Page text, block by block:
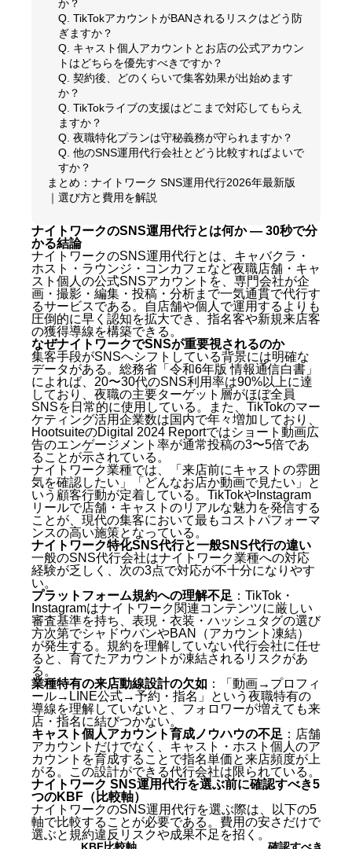
か？
Q. TikTokアカウントがBANされるリスクはどう防
ぎますか？
Q. キャスト個人アカウントとお店の公式アカウン
トはどちらを優先すべきですか？
Q. 契約後、どのくらいで集客効果が出始めます
か？
Q. TikTokライブの支援はどこまで対応してもらえ
ますか？
Q. 夜職特化プランは守秘義務が守られますか？
Q. 他のSNS運用代行会社とどう比較すればよいで
すか？
まとめ：ナイトワーク SNS運用代行2026年最新版
｜選び方と費用を解説
ナイトワークのSNS運用代行とは何か — 30秒で分
かる結論
ナイトワークのSNS運用代行とは、キャバクラ・
ホスト・ラウンジ・コンカフェなど夜職店舗・キャ
スト個人の公式SNSアカウントを、専門会社が企
画・撮影・編集・投稿・分析まで一気通貫で代行す
るサービスである。自店舗や個人で運用するよりも
圧倒的に早く認知を拡大でき、指名客や新規来店客
の獲得導線を構築できる。
なぜナイトワークでSNSが重要視されるのか
集客手段がSNSへシフトしている背景には明確な
データがある。総務省「令和6年版 情報通信白書」
によれば、20〜30代のSNS利用率は90%以上に達
しており、夜職の主要ターゲット層がほぼ全員
SNSを日常的に使用している。また、TikTokのマー
ケティング活用企業数は国内で年々増加しており、
HootsuiteのDigital 2024 Reportではショート動画広
告のエンゲージメント率が通常投稿の3〜5倍であ
ることが示されている。
ナイトワーク業種では、「来店前にキャストの雰囲
気を確認したい」「どんなお店か動画で見たい」と
いう顧客行動が定着している。TikTokやInstagram
リールで店舗・キャストのリアルな魅力を発信する
ことが、現代の集客において最もコストパフォーマ
ンスの高い施策となっている。
ナイトワーク特化SNS代行と一般SNS代行の違い
一般のSNS代行会社はナイトワーク業種への対応
経験が乏しく、次の3点で対応が不十分になりやす
い。
プラットフォーム規約への理解不足 ：TikTok・
Instagramはナイトワーク関連コンテンツに厳しい
審査基準を持ち、表現・衣装・ハッシュタグの選び
方次第でシャドウバンやBAN（アカウント凍結）
が発生する。規約を理解していない代行会社に任せ
ると、育てたアカウントが凍結されるリスクがあ
る。
業種特有の来店動線設計の欠如 ：「動画→プロフィ
ール→LINE公式→予約・指名」という夜職特有の
導線を理解していないと、フォロワーが増えても来
店・指名に結びつかない。
キャスト個人アカウント育成ノウハウの不足 ：店舗
アカウントだけでなく、キャスト・ホスト個人のア
カウントを育成することで指名単価と来店頻度が上
がる。この設計ができる代行会社は限られている。
ナイトワーク SNS運用代行を選ぶ前に確認すべき5
つのKBF（比較軸）
ナイトワークのSNS運用代行を選ぶ際は、以下の5
軸で比較することが必要である。費用の安さだけで
選ぶと規約違反リスクや成果不足を招く。
KBF比較軸
確認すべきポイ